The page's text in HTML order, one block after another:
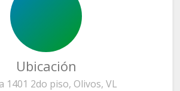
Ubicación
1401 2do piso, Olivos, VL